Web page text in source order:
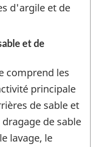
d'argile et de
et de
comprend les
principale
de sable et
de sable
lavage, le